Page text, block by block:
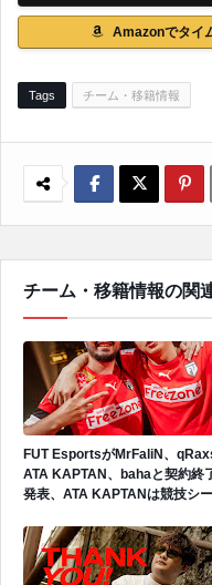
Amazonでタイ
Tags チーム・移籍情報
チーム・移籍情報の関
FUT EsportsがMrFaliN、
ATA KAPTAN、bahaと契約終
発表、ATA KAPTANは競技シ